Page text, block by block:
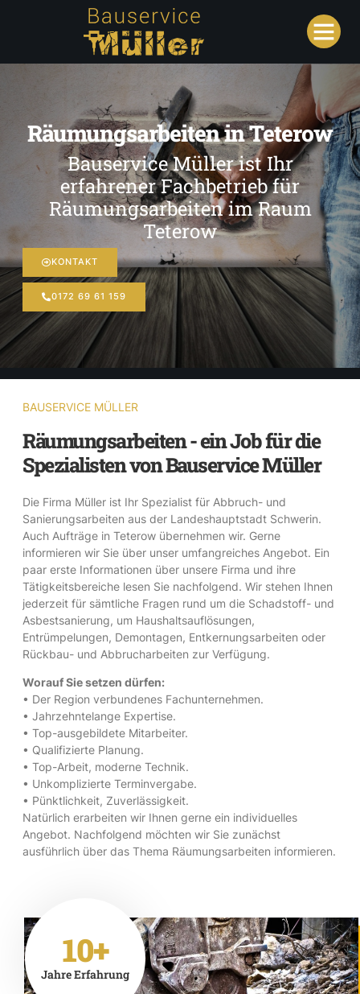
Räumungsarbeiten in Teterow
Bauservice Müller ist Ihr
erfahrener Fachbetrieb für
Räumungsarbeiten im Raum
Teterow
KONTAKT
0172 69 61 159
BAUSERVICE MÜLLER
Räumungsarbeiten - ein Job für die
Spezialisten von Bauservice Müller
Die Firma Müller ist Ihr Spezialist für Abbruch- und
Sanierungsarbeiten aus der Landeshauptstadt Schwerin.
Auch Aufträge in Teterow übernehmen wir. Gerne
informieren wir Sie über unser umfangreiches Angebot. Ein
paar erste Informationen über unsere Firma und ihre
Tätigkeitsbereiche lesen Sie nachfolgend. Wir stehen Ihnen
jederzeit für sämtliche Fragen rund um die Schadstoff- und
Asbestsanierung, um Haushaltsauflösungen,
Entrümpelungen, Demontagen, Entkernungsarbeiten oder
Rückbau- und Abbrucharbeiten zur Verfügung.
Worauf Sie setzen dürfen:
• Der Region verbundenes Fachunternehmen.
• Jahrzehntelange Expertise.
• Top-ausgebildete Mitarbeiter.
• Qualifizierte Planung.
• Top-Arbeit, moderne Technik.
• Unkomplizierte Terminvergabe.
• Pünktlichkeit, Zuverlässigkeit.
Natürlich erarbeiten wir Ihnen gerne ein individuelles
Angebot. Nachfolgend möchten wir Sie zunächst
ausführlich über das Thema Räumungsarbeiten informieren.
10+
Jahre Erfahrung